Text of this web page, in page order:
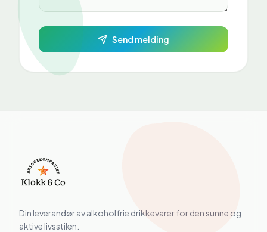
Send melding
Din leverandør av alkoholfrie drikkevarer for den sunne og
aktive livsstilen.